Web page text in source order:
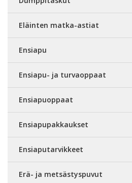
Eläinten matka-astiat
Ensiapu
Ensiapu- ja turvaoppaat
Ensiapuoppaat
Ensiapupakkaukset
Ensiaputarvikkeet
Erä- ja metsästyspuvut